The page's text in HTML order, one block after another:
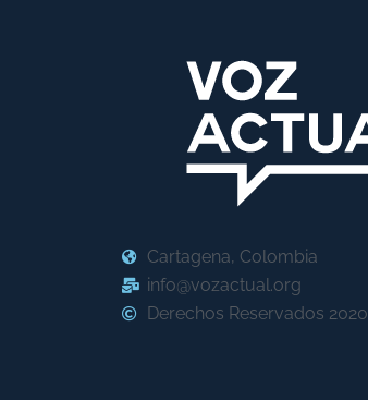
Cartagena, Colombia
info@vozactual.org
Derechos Reservados 2020